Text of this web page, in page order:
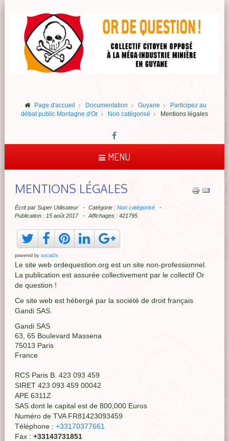
Page d'accueil Documentation Guyane
Participez au
débat public Montagne d'Or
Non catégorisé Mentions légales
MENU
MENTIONS LÉGALES
Écrit par Super Utilisateur Catégorie : Non catégorisé
Publication : 15 août 2017
Affichages : 421795
powered by social2s
Le site web ordequestion.org est un site non-professionnel.
La publication est assurée collectivement par le collectif Or
de question !
Ce site web est hébergé par la société de droit français
Gandi SAS.
Gandi SAS
63, 65 Boulevard Massena
75013 Paris
France
RCS Paris B. 423 093 459
SIRET 423 093 459 00042
APE 6311Z
SAS dont le capital est de 800,000 Euros
Numéro de TVA FR81423093459
Téléphone : +33170377661
Fax : +33143731851